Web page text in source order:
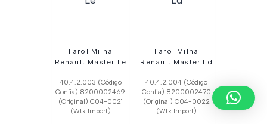
Farol Milha
Renault Master Le
40.4.2.003 (Código
Confia) 8200002469
(Original) C04-0021
(Wtk Import)
Farol Milha
Renault Master Ld
40.4.2.004 (Código
Confia) 8200002470
(Original) C04-0022
(Wtk Import)